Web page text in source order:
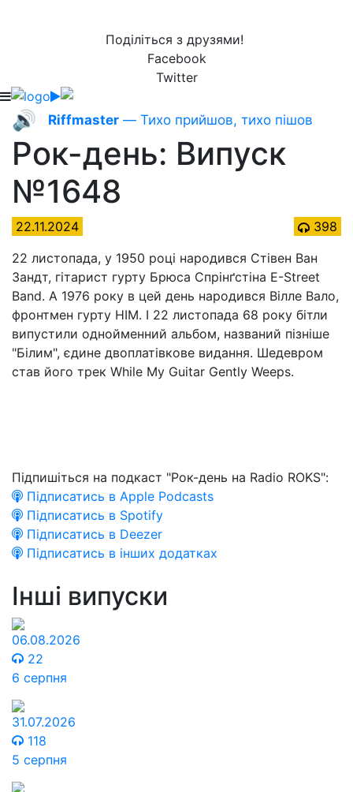
Поділіться з друзями!
Facebook
Twitter
🔊 Riffmaster — Тихо прийшов, тихо пішов
Рок-день: Випуск
№1648
22.11.2024
398
22 листопада, у 1950 році народився Стівен Ван
Зандт, гітарист гурту Брюса Спрінґстіна E-Street
Band. А 1976 року в цей день народився Вілле Вало,
фронтмен гурту HIM. І 22 листопада 68 року бітли
випустили однойменний альбом, названий пізніше
"Білим", єдине двоплатівкове видання. Шедевром
став його трек While My Guitar Gently Weeps.
Підпишіться на подкаст "Рок-день на Radio ROKS":
Підписатись в Apple Podcasts
Підписатись в Spotify
Підписатись в Deezer
Підписатись в інших додатках
Інші випуски
06.08.2026
22
6 серпня
31.07.2026
118
5 серпня